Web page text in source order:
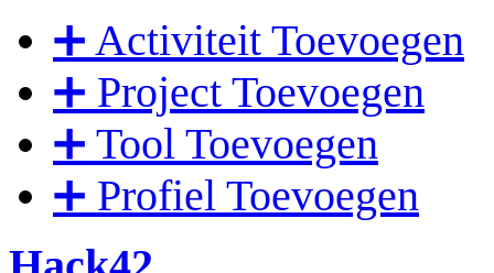
➕ Activiteit Toevoegen
➕ Project Toevoegen
➕ Tool Toevoegen
➕ Profiel Toevoegen